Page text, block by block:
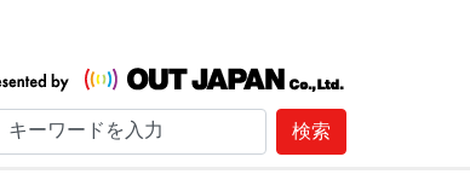
検索